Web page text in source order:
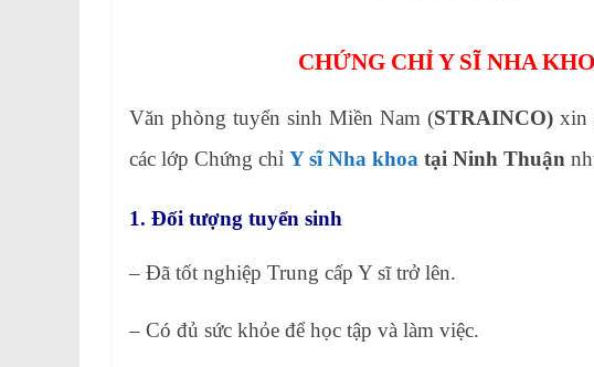
CHỨNG CHỈ Y SĨ NHA
Văn phòng tuyển sinh Miền Nam (STRAINCO) xin
các lớp Chứng chỉ Y sĩ Nha khoa tại Ninh Thuận
1. Đối tượng tuyển sinh
– Đã tốt nghiệp Trung cấp Y sĩ trở lên.
– Có đủ sức khỏe để học tập và làm việc.